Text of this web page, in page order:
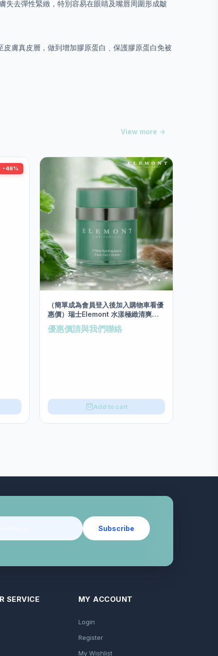
去彈性緊緻，特別容易在眼睛及嘴唇周圍形成皺
膚真皮層，做到增加膠原蛋白﹑保護膠原蛋白免被
View more →
-46%
（簡單成為會員登入後加入購物車看優
惠價）瑞士Elemont 水漾極緻清爽啫
喱面霜 50ml
優惠價請與我們聯絡
Add to cart
Subscribe
SERVICE MY ACCOUNT
Login
Register
My Wishlist